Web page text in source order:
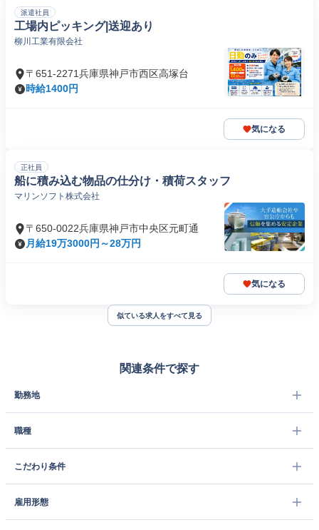
派遣社員
工場内ピッキング|送迎あり
柳川工業有限会社
〒651-2271兵庫県神戸市西区高塚台
時給1400円
気になる
正社員
船に積み込む物品の仕分け・積荷スタッフ
マリンソフト株式会社
〒650-0022兵庫県神戸市中央区元町通
月給19万3000円～28万円
気になる
似ている求人をすべて見る
関連条件で探す
勤務地
職種
こだわり条件
雇用形態